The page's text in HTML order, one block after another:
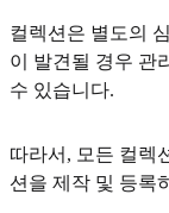
컬렉션은 별도의
이 발견될 경우 관
수 있습니다.
따라서, 모든 컬렉
션을 제작 및 등록